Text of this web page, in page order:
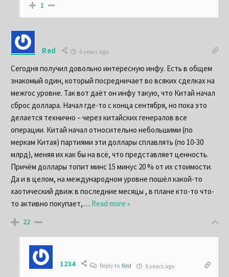
1
Red 6 years ago
Сегодня получил довольно интересную инфу. Есть в общем
знакомый один, который посредничает во всяких сделках на
межгос уровне. Так вот даёт он инфу такую, что Китай начал
сброс доллара. Начал где-то с конца сентября, но пока это
делается технично – через китайских генералов все
операции. Китай начал относительно небольшими (по
меркам Китая) партиями эти доллары сплавлять (по 10-30
млрд), меняя их как бы на всё, что представляет ценность.
Причём доллары топит минс 15 минус 20 % от их стоимости.
Да и в целом, на международном уровне пошёл какой-то
хаотический движ в последние месяцы , в плане кто-то что-
то активно покупает,… Read more »
22
1234 Reply to Red 6 years ago